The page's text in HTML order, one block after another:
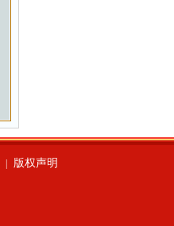
版权声明